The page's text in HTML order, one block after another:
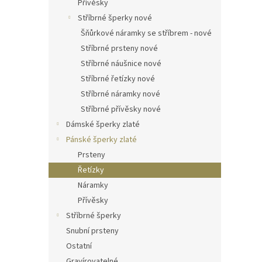
Přívěsky
Stříbrné šperky nové
Šňůrkové náramky se stříbrem - nové
Stříbrné prsteny nové
Stříbrné náušnice nové
Stříbrné řetízky nové
Stříbrné náramky nové
Stříbrné přívěsky nové
Dámské šperky zlaté
Pánské šperky zlaté
Prsteny
Řetízky
Náramky
Přívěsky
Stříbrné šperky
Snubní prsteny
Ostatní